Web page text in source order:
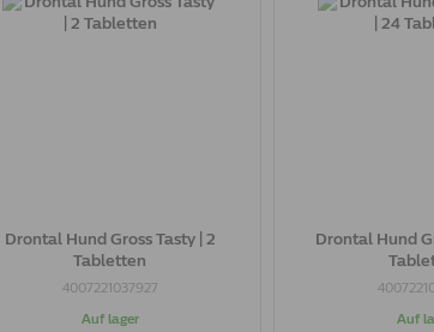
Drontal Hund Gross Tasty | 2
Tabletten
4007221037927
Auf lager
Drontal Hund
Auf